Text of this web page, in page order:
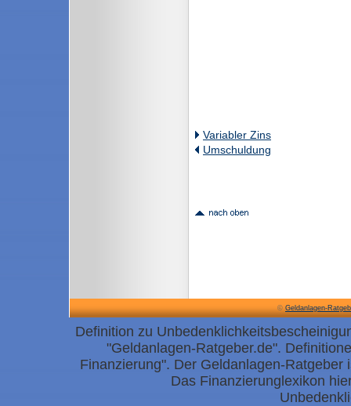
Variabler Zins
Umschuldung
©Geldanlagen-
Definition zu
"Geldanlagen-Ratgeber.de".
Finanzierung". Der Geldanlagen-
Das Finanzierunglexikon